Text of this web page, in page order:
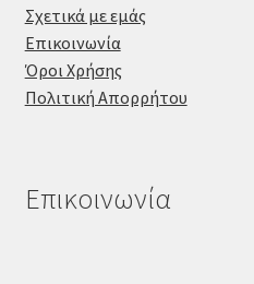
Σχετικά με εμάς
Επικοινωνία
Όροι Χρήσης
Πολιτική Απορρήτου
Επικοινωνία